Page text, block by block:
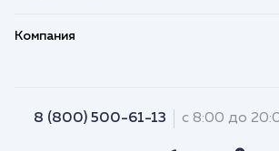
Компания
8 (800) 500-61-13 с 8:00 до